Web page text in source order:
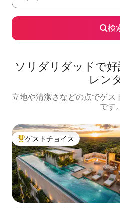
検
ソリダリダッドで
レン
立地や清潔さなどの点でゲス
です。
大好評のゲストチョイスです。
ゲストチョイス